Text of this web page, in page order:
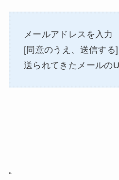
メールアドレスを入力
[同意のうえ、送信する
送られてきたメールの
“